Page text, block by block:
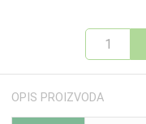
OPIS PROIZVODA